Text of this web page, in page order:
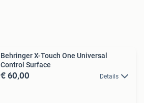
Behringer X-Touch One Universal
Control Surface
€ 60,00 Details